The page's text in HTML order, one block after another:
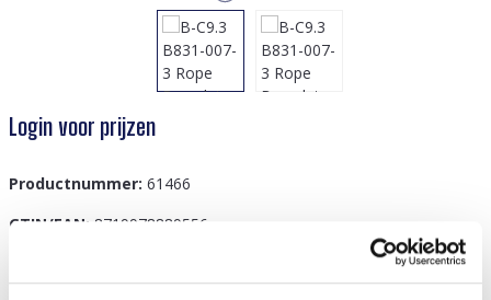
Login voor prijzen
Productnummer: 61466
GTIN/EAN: 8719978889556